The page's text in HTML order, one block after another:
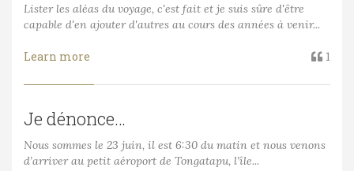
Lister les aléas du voyage, c'est fait et je suis sûre d'être
capable d'en ajouter d'autres au cours des années à venir...
Learn more 1
Je dénonce…
Nous sommes le 23 juin, il est 6:30 du matin et nous venons
d’arriver au petit aéroport de Tongatapu, l’île...